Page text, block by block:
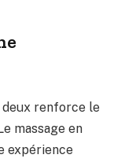
renforce le
massage en
expérience